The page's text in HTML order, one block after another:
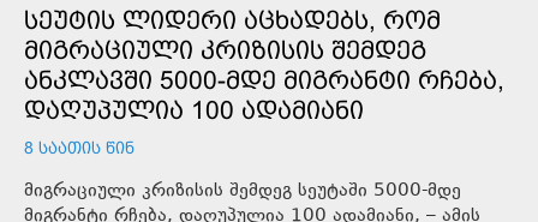
ᲡᲔᲣᲢᲘᲡ ᲚᲘᲓᲔᲠᲘ ᲐᲪᲮᲐᲓᲔᲑᲡ, ᲠᲝᲛ
ᲛᲘᲒᲠᲐᲪᲘᲣᲚᲘ ᲙᲠᲘᲖᲘᲡᲘᲡ ᲨᲔᲛᲓᲔᲒ
ᲐᲜᲙᲚᲐᲕᲨᲘ 5000-ᲛᲓᲔ ᲛᲘᲒᲠᲐᲜᲢᲘ ᲠᲩᲔᲑᲐ,
ᲓᲐᲦᲣᲞᲣᲚᲘᲐ 100 ᲐᲓᲐᲛᲘᲐᲜᲘ
8 ᲡᲐᲐᲗᲘᲡ ᲬᲘᲜ
მიგრაციული კრიზისის შემდეგ სეუტაში 5000-მდე
მიგრანტი რჩება, დაღუპულია 100 ადამიანი, – ამის